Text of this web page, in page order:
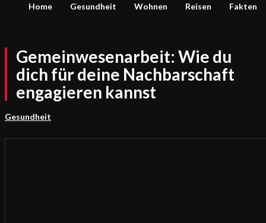
Home Gesundheit Wohnen Reisen Fakten
Gemeinwesenarbeit: Wie du
dich für deine Nachbarschaft
engagieren kannst
Gesundheit